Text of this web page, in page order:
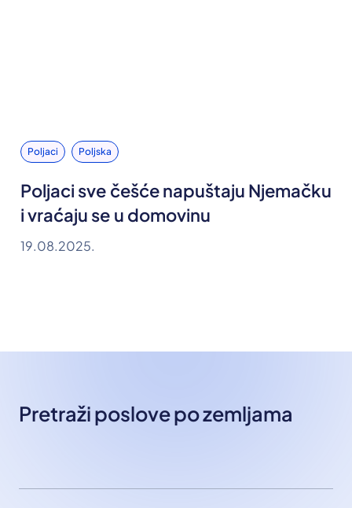
Poljaci Poljska
Poljaci sve češće napuštaju Njemačku
i vraćaju se u domovinu
19.08.2025.
Pretraži poslove po zemljama